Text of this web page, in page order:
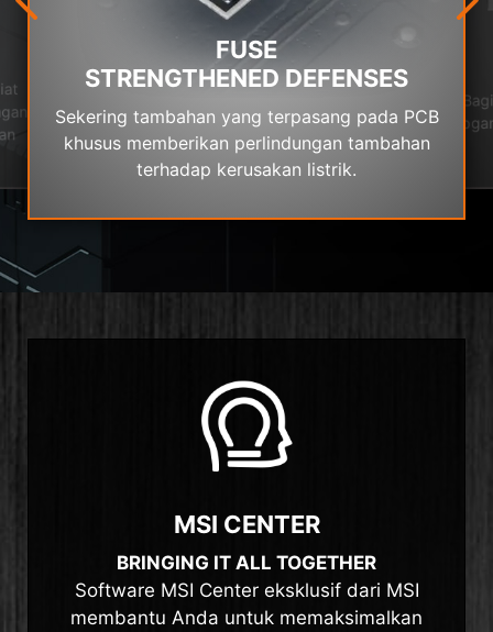
FUSE
STRENGTHENED DEFENSES
Sekering tambahan yang terpasang pada PCB
khusus memberikan perlindungan tambahan
terhadap kerusakan listrik.
MSI CENTER
BRINGING IT ALL TOGETHER
Software MSI Center eksklusif dari MSI
membantu Anda untuk memaksimalkan